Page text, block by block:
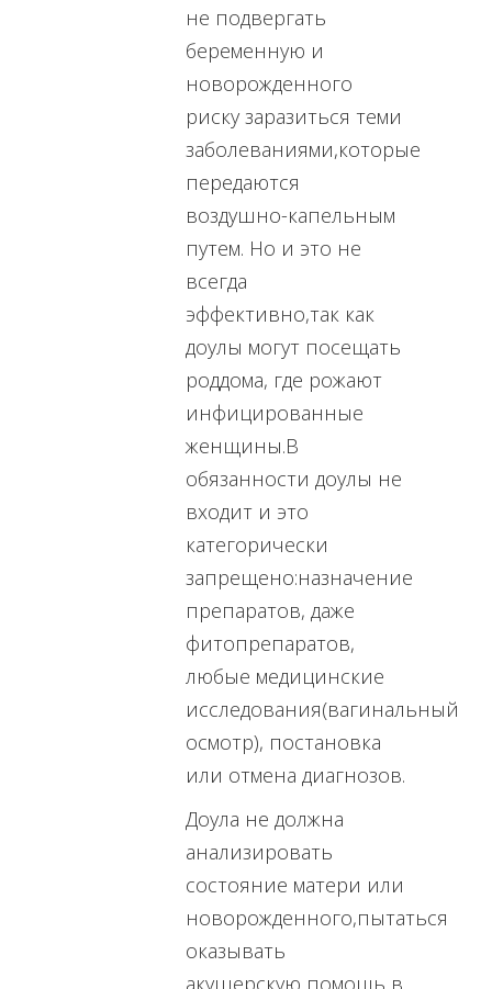
не подвергать
беременную и
новорожденного
риску заразиться теми
заболеваниями,которые
передаются
воздушно-капельным
путем. Но и это не
всегда
эффективно,так как
доулы могут посещать
роддома, где рожают
инфицированные
женщины.В
обязанности доулы не
входит и это
категорически
запрещено:назначение
препаратов, даже
фитопрепаратов,
любые медицинские
исследования(вагинальный
осмотр), постановка
или отмена диагнозов.
Доула не должна
анализировать
состояние матери или
новорожденного,пытаться
оказывать